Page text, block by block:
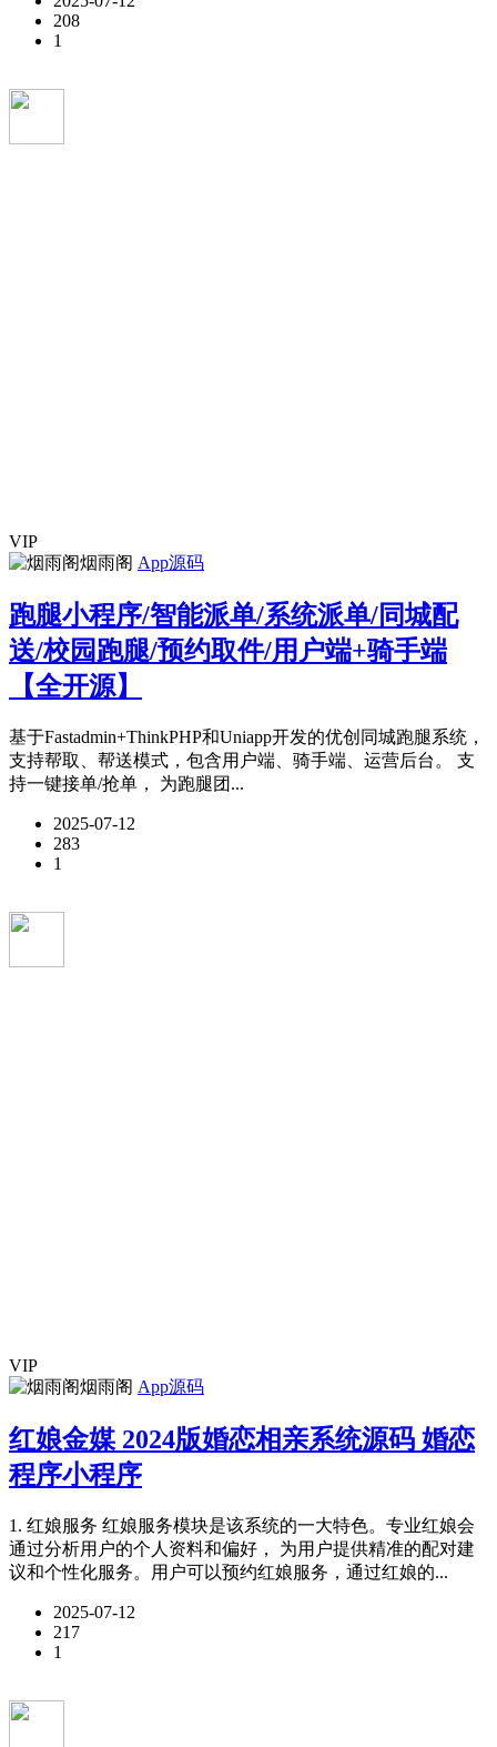
208
1
VIP
烟雨阁 App源码
跑腿小程序/智能派单/系统派单/同城配
送/校园跑腿/预约取件/用户端+骑手端
【全开源】
基于Fastadmin+ThinkPHP和Uniapp开发的优创同城跑腿系统，
支持帮取、帮送模式，包含用户端、骑手端、运营后台。 支
持一键接单/抢单， 为跑腿团...
2025-07-12
283
1
VIP
烟雨阁 App源码
红娘金媒 2024版婚恋相亲系统源码 婚恋
程序小程序
1. 红娘服务 红娘服务模块是该系统的一大特色。专业红娘会
通过分析用户的个人资料和偏好， 为用户提供精准的配对建
议和个性化服务。用户可以预约红娘服务，通过红娘的...
2025-07-12
217
1